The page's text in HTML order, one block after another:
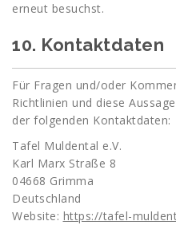
erneut besuchst.
10. Kontaktdaten
Für Fragen und/oder
Richtlinien und diese
der folgenden Kontaktdaten:
Tafel Muldental e.V.
Karl Marx Straße 8
04668 Grimma
Deutschland
Website: https://tafel-